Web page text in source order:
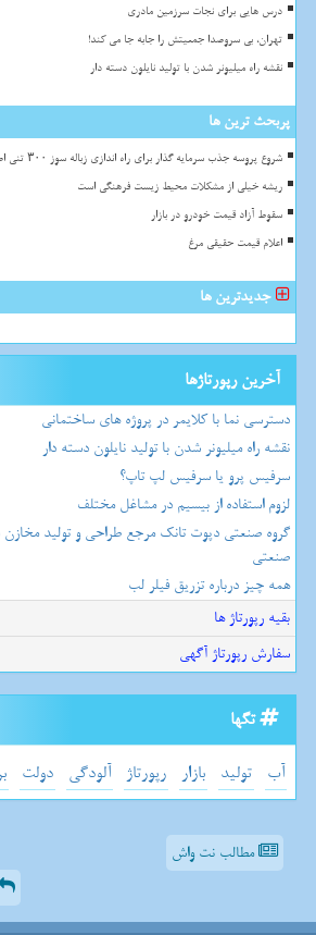
درس هایی برای نجات سرزمین مادری
تهران، بی سروصدا جمعیتش را جابه جا می کند!
نقشه راه میلیونر شدن با تولید نایلون دسته دار
پربحث ترین ها
شروع پروسه جذب سرمایه گذار برای راه اندازی زباله سوز ۳۰۰ تنی اصفهان
ریشه خیلی از مشکلات محیط زیست فرهنگی است
سقوط آزاد قیمت خودرو در بازار
اعلام قیمت حقیقی مرغ
جدیدترین ها
آخرین رپورتاژها
دسترسی نما با کلایمر در پروژه های ساختمانی
نقشه راه میلیونر شدن با تولید نایلون دسته دار
سرفیس پرو یا سرفیس لپ تاپ؟
لزوم استفاده از بیسیم در مشاغل مختلف
گروه صنعتی دپوت تانک مرجع طراحی و تولید
صنعتی
همه چیز درباره تزریق فیلر لب
بقیه رپورتاژ ها
سفارش رپورتاژ آگهی
تگها
آب تولید بازار رپورتاژ آلودگی دولت
مطالب نت واش